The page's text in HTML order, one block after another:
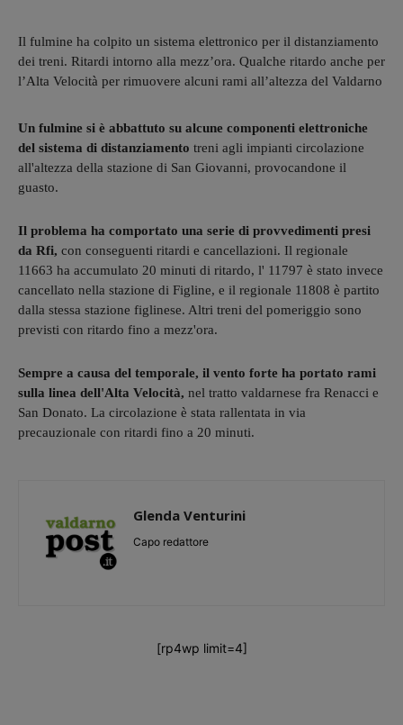
Il fulmine ha colpito un sistema elettronico per il distanziamento
dei treni. Ritardi intorno alla mezz’ora. Qualche ritardo anche per
l’Alta Velocità per rimuovere alcuni rami all’altezza del Valdarno
Un fulmine si è abbattuto su alcune componenti elettroniche
del sistema di distanziamento treni agli impianti circolazione
all'altezza della stazione di San Giovanni, provocandone il
guasto.
Il problema ha comportato una serie di provvedimenti presi
da Rfi, con conseguenti ritardi e cancellazioni. Il regionale
11663 ha accumulato 20 minuti di ritardo, l' 11797 è stato invece
cancellato nella stazione di Figline, e il regionale 11808 è partito
dalla stessa stazione figlinese. Altri treni del pomeriggio sono
previsti con ritardo fino a mezz'ora.
Sempre a causa del temporale, il vento forte ha portato rami
sulla linea dell'Alta Velocità, nel tratto valdarnese fra Renacci e
San Donato. La circolazione è stata rallentata in via
precauzionale con ritardi fino a 20 minuti.
Glenda Venturini
Capo redattore
[rp4wp limit=4]